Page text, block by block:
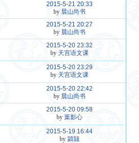
2015-5-21 20:33
by 晨山尚书
2015-5-21 20:27
by 晨山尚书
2015-5-20 23:32
by 天宫语文课
2015-5-20 23:29
by 天宫语文课
2015-5-20 22:42
by 晨山尚书
2015-5-20 09:58
by 葉影心
2015-5-19 16:44
by 潁颕